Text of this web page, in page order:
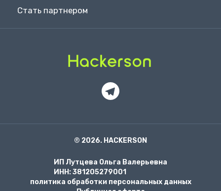
Стать партнером
© 2026. HACKERSON
ИП Лутцева Ольга Валерьевна
ИНН: 381205279001
политика обработки персональных данных